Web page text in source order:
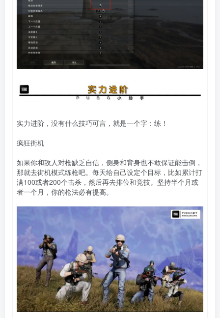
实力进阶，没有什么技巧可言，就是一个字：练！
疯狂街机
如果你和敌人对枪缺乏自信，侧身和背身也不敢保证能击倒，
那就去街机模式练枪吧。每天给自己设定个目标，比如累计打
满100或者200个击杀，然后再去排位和竞技。坚持半个月或
者一个月，你的枪法必有提高。